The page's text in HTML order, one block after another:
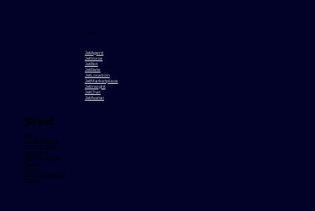
Ürün
JetAgent
JetVoice
JetBot
JetRate
JetLocation
JetMarketplace
JetInsight
JetChat
JetAvatar
Şirket
Marka Varlıkları
Vaka Çalışmaları